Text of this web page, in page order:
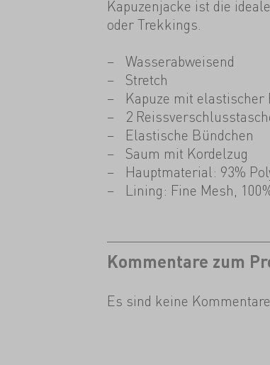
Kapuzenjacke ist die
oder Trekkings.
Wasserabweisend
Stretch
Kapuze mit elastischer
2
Elastische Bündchen
Saum mit Kordelzug
Hauptmaterial: 93%
Lining: Fine Mesh,
Kommentare zum
Es sind keine